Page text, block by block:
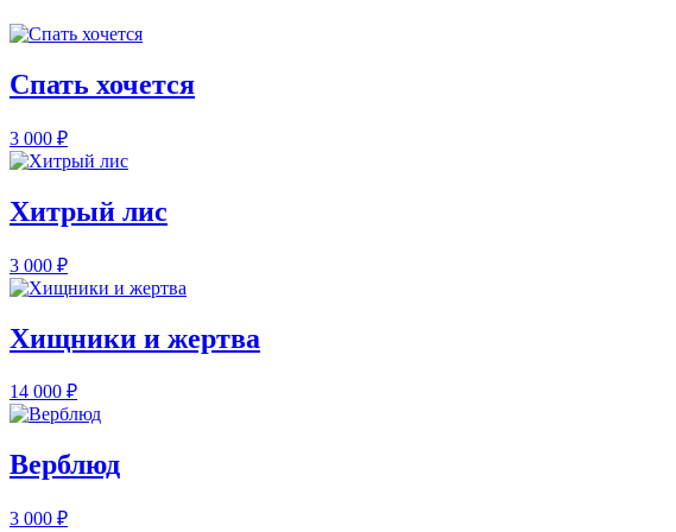
Спать хочется
3 000 ₽
Хитрый лис
3 000 ₽
Хищники и жертва
14 000 ₽
Верблюд
3 000 ₽